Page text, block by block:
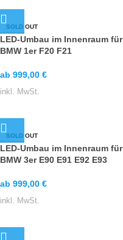
SOLD OUT
LED-Umbau im Innenraum für
BMW 1er F20 F21
ab 999,00 €
inkl. MwSt.
SOLD OUT
LED-Umbau im Innenraum für
BMW 3er E90 E91 E92 E93
ab 999,00 €
inkl. MwSt.